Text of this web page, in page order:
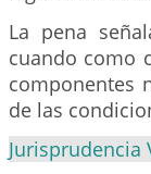
La pena
cuando como
componentes
de las
Jurisprudencia